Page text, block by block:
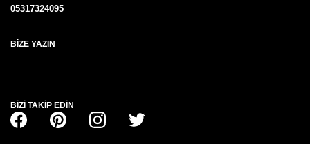
05317324095
BIZE YAZIN
BIZI TAKIP EDIN